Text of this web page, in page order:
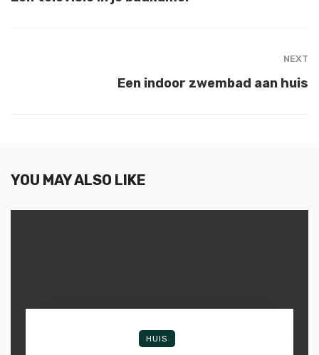
NEXT
Een indoor zwembad aan huis
YOU MAY ALSO LIKE
HUIS